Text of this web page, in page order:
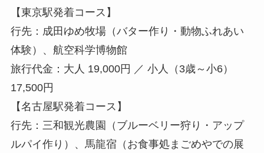
【東京駅発着コース】
行先：成田ゆめ牧場（バター作り・動物ふれあい
体験）、航空科学博物館
旅行代金：大人 19,000円 ／ 小人（3歳～小6）
17,500円
【名古屋駅発着コース】
行先：三和観光農園（ブルーベリー狩り・アップ
ルパイ作り）、馬龍宿（お食事処まごめやでの展